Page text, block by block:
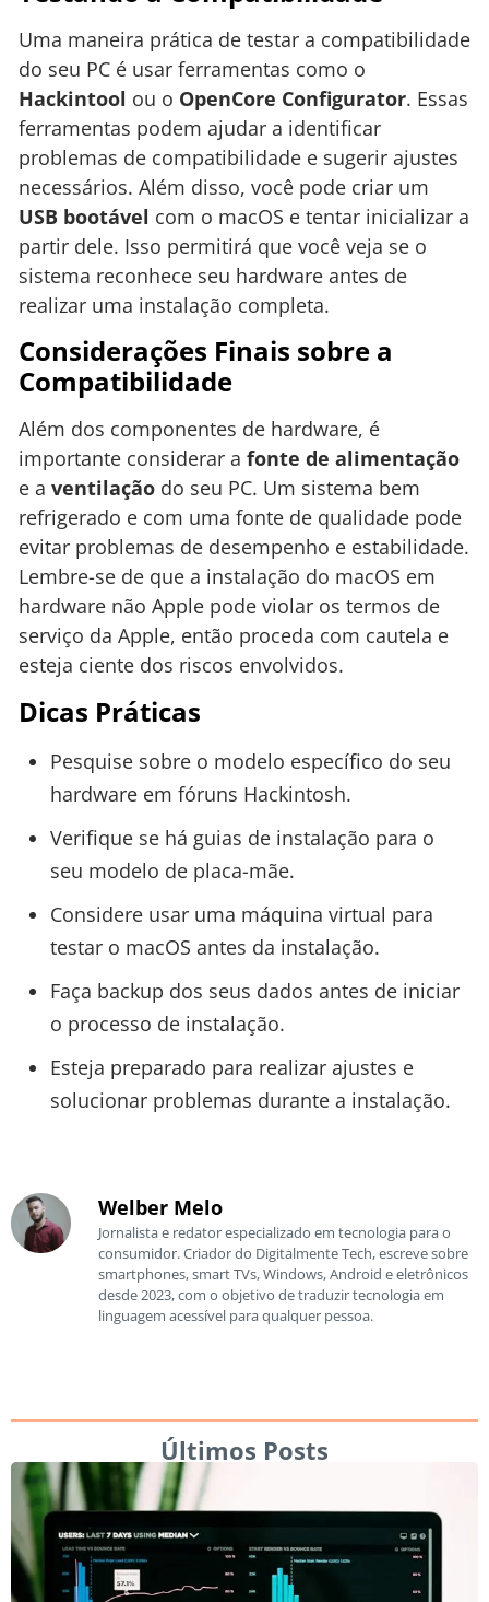
Uma maneira prática de testar a compatibilidade
do seu PC é usar ferramentas como o
Hackintool ou o OpenCore Configurator. Essas
ferramentas podem ajudar a identificar
problemas de compatibilidade e sugerir ajustes
necessários. Além disso, você pode criar um
USB bootável com o macOS e tentar inicializar a
partir dele. Isso permitirá que você veja se o
sistema reconhece seu hardware antes de
realizar uma instalação completa.
Considerações Finais sobre a
Compatibilidade
Além dos componentes de hardware, é
importante considerar a fonte de alimentação
e a ventilação do seu PC. Um sistema bem
refrigerado e com uma fonte de qualidade pode
evitar problemas de desempenho e estabilidade.
Lembre-se de que a instalação do macOS em
hardware não Apple pode violar os termos de
serviço da Apple, então proceda com cautela e
esteja ciente dos riscos envolvidos.
Dicas Práticas
Pesquise sobre o modelo específico do seu
hardware em fóruns Hackintosh.
Verifique se há guias de instalação para o
seu modelo de placa-mãe.
Considere usar uma máquina virtual para
testar o macOS antes da instalação.
Faça backup dos seus dados antes de iniciar
o processo de instalação.
Esteja preparado para realizar ajustes e
solucionar problemas durante a instalação.
Welber Melo
Jornalista e redator especializado em tecnologia para o
consumidor. Criador do Digitalmente Tech, escreve sobre
smartphones, smart TVs, Windows, Android e eletrônicos
desde 2023, com o objetivo de traduzir tecnologia em
linguagem acessível para qualquer pessoa.
Últimos Posts